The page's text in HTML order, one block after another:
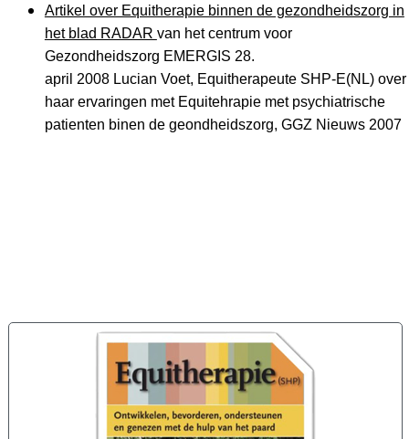
Artikel over Equitherapie binnen de gezondheidszorg in
het blad RADAR van het centrum voor
Gezondheidszorg EMERGIS 28.
april 2008 Lucian Voet, Equitherapeute SHP-E(NL) over
haar ervaringen met Equitehrapie met psychiatrische
patienten binen de geondheidszorg, GGZ Nieuws 2007